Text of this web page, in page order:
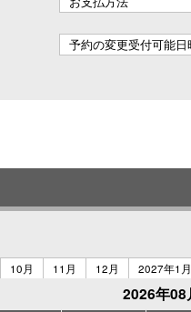
予約の変更受付可能日
10月 11月 12月 2027年1月
2026年08